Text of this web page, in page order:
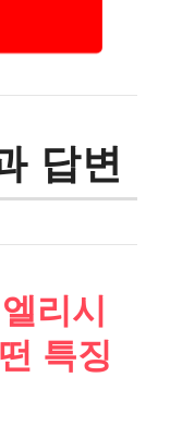
답변
리시
특징